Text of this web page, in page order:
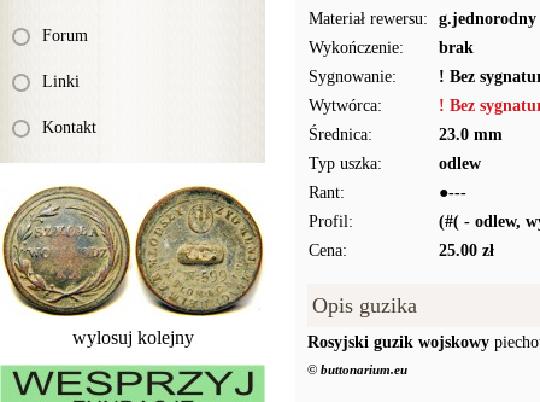
Forum
Linki
Kontakt
wylosuj kolejny
Materiał rewersu:
g.jednorodny
Wykończenie:
brak
Sygnowanie:
! Bez
Wytwórca:
! Bez
Średnica:
23.0 mm
Typ uszka:
odlew
Rant:
●---
Profil:
(#( - odlew,
Cena:
25.00 zł
Opis guzika
Rosyjski guzik wojskowy
© buttonarium.eu